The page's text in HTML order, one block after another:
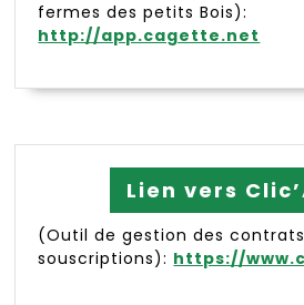
fermes des petits Bois):
http://app.cagette.net
Lien vers
(Outil de gestion des
souscriptions): https://